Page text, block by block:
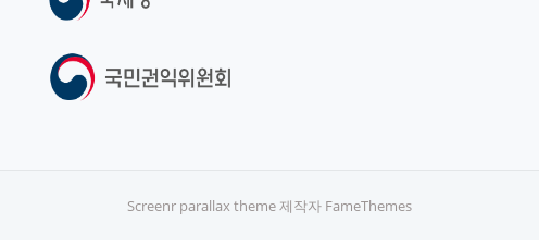
Screenr parallax theme제작자 FameThemes